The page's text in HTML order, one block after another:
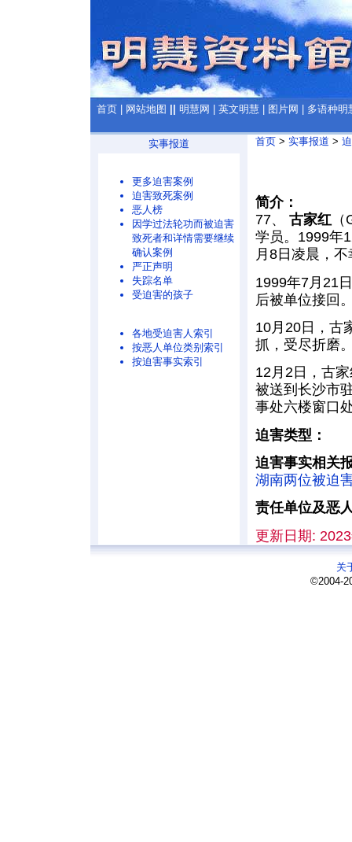
首页 网站地图 明慧网 英文明慧 图片网 多语种明
实事报道
更多迫害案例
迫害致死案例
恶人榜
因学过法轮功而被迫害
致死者和详情需要继续
确认案例
严正声明
失踪名单
受迫害的孩子
各地受迫害人索引
按恶人单位类别索引
按迫害事实索引
首页 > 实事报道 >
简介：
77、
古家红
学员。1999年
月8日凌晨，
1999年7月21
后被单位接回
10月20日，古
抓，受尽折磨
12月2日，古
被送到长沙市
事处六楼窗口
迫害类型：
迫害事实相关
湖南两位被迫
责任单位及恶
更新日期:
关
©2004-